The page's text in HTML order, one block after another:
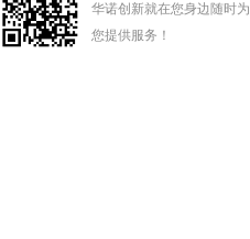
华诺创新就在您身边随时为
您提供服务！